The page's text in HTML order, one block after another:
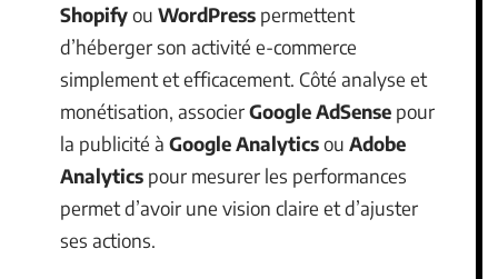
Shopifyou WordPress permettent
d’héberger son activité e-commerce
simplement et efficacement. Côté analyse et
monétisation, associerGoogle AdSense pour
la publicité à Google Analyticsou Adobe
Analytics pour mesurer les performances
permet d’avoir une vision claire et d’ajuster
ses actions.